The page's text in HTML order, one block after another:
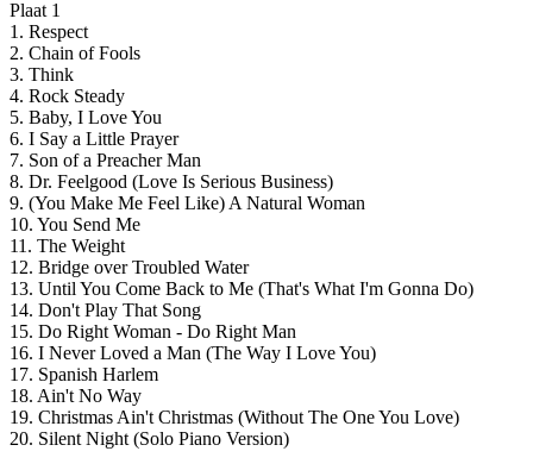
Plaat 1
1. Respect
2. Chain of Fools
3. Think
4. Rock Steady
5. Baby, I Love You
6. I Say a Little Prayer
7. Son of a Preacher Man
8. Dr. Feelgood (Love Is Serious Business)
9. (You Make Me Feel Like) A Natural Woman
10. You Send Me
11. The Weight
12. Bridge over Troubled Water
13. Until You Come Back to Me (That's What I'm Gonna Do)
14. Don't Play That Song
15. Do Right Woman - Do Right Man
16. I Never Loved a Man (The Way I Love You)
17. Spanish Harlem
18. Ain't No Way
19. Christmas Ain't Christmas (Without The One You Love)
20. Silent Night (Solo Piano Version)